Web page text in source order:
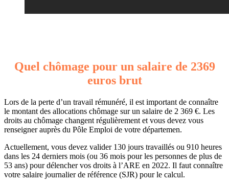
Quel chômage pour un salaire de 2369
euros brut
Lors de la perte d’un travail rémunéré, il est important de connaître
le montant des allocations chômage sur un salaire de 2 369 €. Les
droits au chômage changent régulièrement et vous devez vous
renseigner auprès du Pôle Emploi de votre départemen.
Actuellement, vous devez valider 130 jours travaillés ou 910 heures
dans les 24 derniers mois (ou 36 mois pour les personnes de plus de
53 ans) pour délencher vos droits à l’ARE en 2022. Il faut connaître
votre salaire journalier de référence (SJR) pour le calcul.